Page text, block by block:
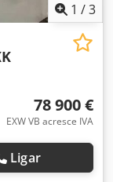
1 /3
78 900 €
EXW VB acresce IVA
Ligar